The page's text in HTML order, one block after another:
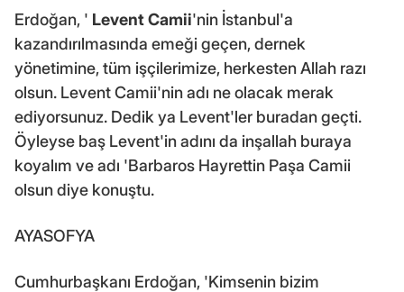
Erdoğan, ' Levent Camii'nin İstanbul'a
kazandırılmasında emeği geçen, dernek
yönetimine, tüm işçilerimize, herkesten Allah razı
olsun. Levent Camii'nin adı ne olacak merak
ediyorsunuz. Dedik ya Levent'ler buradan geçti.
Öyleyse baş Levent'in adını da inşallah buraya
koyalım ve adı 'Barbaros Hayrettin Paşa Camii
olsun diye konuştu.
AYASOFYA
Cumhurbaşkanı Erdoğan, 'Kimsenin bizim